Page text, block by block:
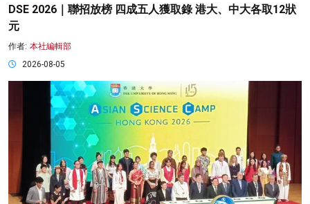
DSE 2026｜聯招放榜 四成五人獲取錄 港大、中大各取12狀
元
作者: 本社編輯部
2026-08-05